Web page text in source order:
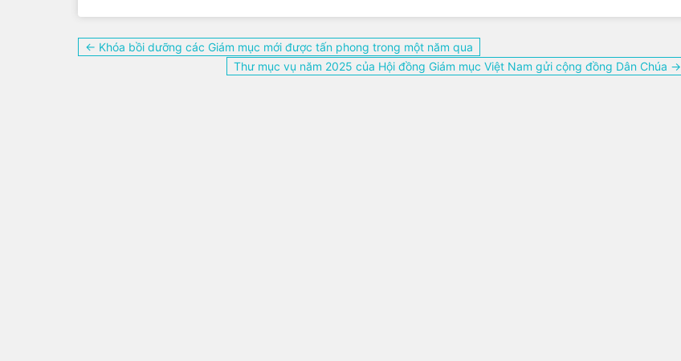
Điều
hướng
← Khóa bồi dưỡng các Giám mục mới được tấn phong trong một năm qua
Thư mục vụ năm 2025 của Hội đồng Giám mục Việt Nam gửi cộng đồng Dân Chúa →